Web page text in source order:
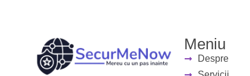
Meniu
Despre